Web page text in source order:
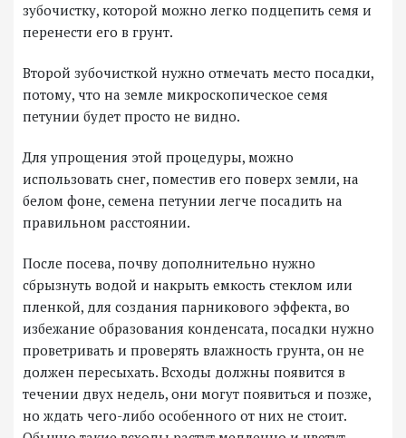
зубочистку, которой можно легко подцепить семя и
перенести его в грунт.
Второй зубочисткой нужно отмечать место посадки,
потому, что на земле микроскопическое семя
петунии будет просто не видно.
Для упрощения этой процедуры, можно
использовать снег, поместив его поверх земли, на
белом фоне, семена петунии легче посадить на
правильном расстоянии.
После посева, почву дополнительно нужно
сбрызнуть водой и накрыть емкость стеклом или
пленкой, для создания парникового эффекта, во
избежание образования конденсата, посадки нужно
проветривать и проверять влажность грунта, он не
должен пересыхать. Всходы должны появится в
течении двух недель, они могут появиться и позже,
но ждать чего-либо особенного от них не стоит.